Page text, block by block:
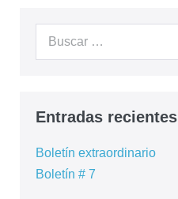
Buscar:
Entradas recientes
Boletín extraordinario
Boletín # 7